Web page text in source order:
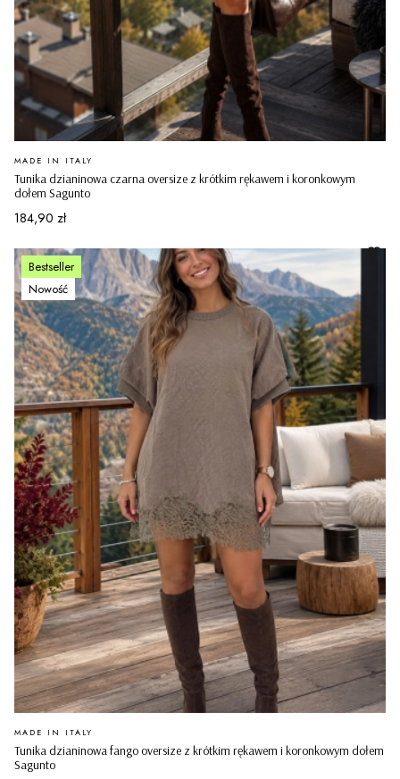
Tunika dzianinowa czarna oversize z krótkim rękawem i koronkowym
dołem Sagunto
PRODUCENT
MADE IN ITALY
Cena
184,90 zł
Bestseller
Nowość
Tunika dzianinowa fango oversize z krótkim rękawem i koronkowym dołem
Sagunto
PRODUCENT
MADE IN ITALY